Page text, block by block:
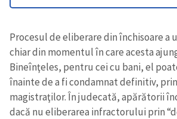
Procesul de eliberare din închisoare a
chiar din momentul în care acesta
Bineînţeles, pentru cei cu bani, el
înainte de a fi condamnat definitiv,
magistraţilor. În judecată, apărătorii
dacă nu eliberarea infractorului prin